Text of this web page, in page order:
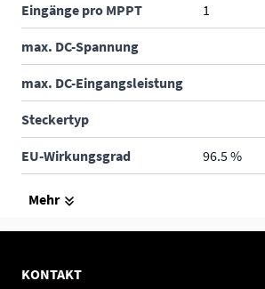
Eingänge pro MPPT 1
max. DC-Spannung
max. DC-Eingangsleistung
Steckertyp
EU-Wirkungsgrad 96.5 %
max. Wirkungsgrad
Höhe 212 mm
Mehr
KONTAKT